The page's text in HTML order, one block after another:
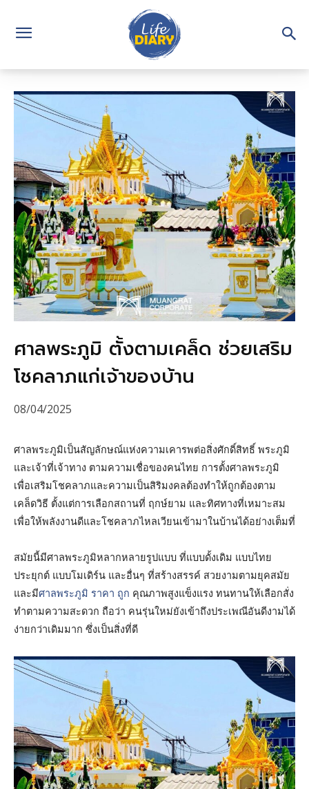
ศาลพระภูมิ ตั้งตามเคล็ด ช่วยเสริม
โชคลาภแก่เจ้าของบ้าน
08/04/2025
ศาลพระภูมิเป็นสัญลักษณ์แห่งความเคารพต่อสิ่งศักดิ์สิทธิ์ พระภูมิ
และเจ้าที่เจ้าทาง ตามความเชื่อของคนไทย การตั้งศาลพระภูมิ
เพื่อเสริมโชคลาภและความเป็นสิริมงคลต้องทำให้ถูกต้องตาม
เคล็ดวิธี ตั้งแต่การเลือกสถานที่ ฤกษ์ยาม และทิศทางที่เหมาะสม
เพื่อให้พลังงานดีและโชคลาภไหลเวียนเข้ามาในบ้านได้อย่างเต็มที่
สมัยนี้มีศาลพระภูมิหลากหลายรูปแบบ ที่แบบดั้งเดิม แบบไทย
ประยุกต์ แบบโมเดิร์น และอื่นๆ ที่สร้างสรรค์ สวยงามตามยุคสมัย
และมีศาลพระภูมิ ราคา ถูก คุณภาพสูงแข็งแรง ทนทานให้เลือกสั่ง
ทำตามความสะดวก ถือว่า คนรุ่นใหม่ยังเข้าถึงประเพณีอันดีงามได้
ง่ายกว่าเดิมมาก ซึ่งเป็นสิ่งที่ดี